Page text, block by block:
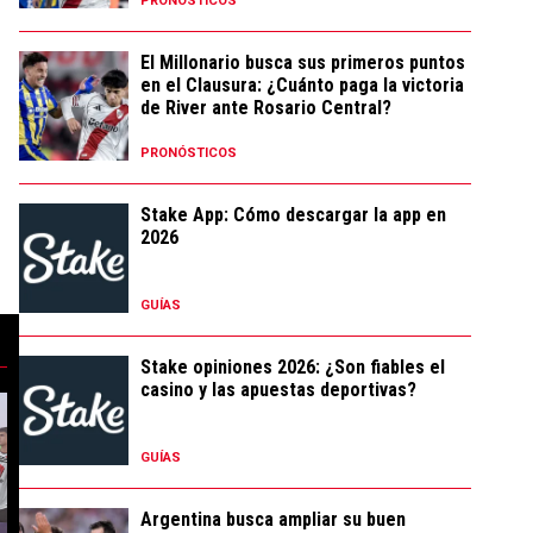
rumbo a Buenos Aires para sumarse a River" con 128
Central: SEGUÍ EL PARTIDO EN DIRECTO por el Torneo Clausura
con el título "Los puntajes de River vs. Rosario Central: Uno
Un artículo de tendencia con el título "Coudet
El Millonario busca sus primeros puntos
en el Clausura: ¿Cuánto paga la victoria
de River ante Rosario Central?
PRONÓSTICOS
Stake App: Cómo descargar la app en
2026
GUÍAS
Stake opiniones 2026: ¿Son fiables el
casino y las apuestas deportivas?
GUÍAS
Argentina busca ampliar su buen